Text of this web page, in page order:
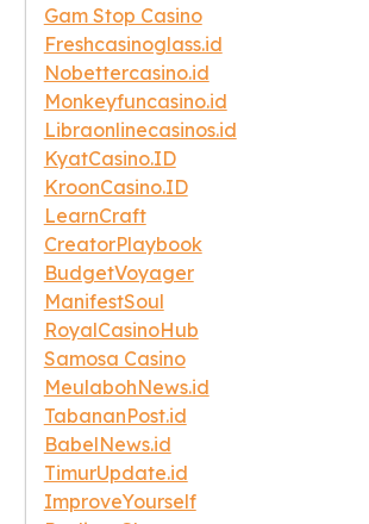
Gam Stop Casino
Freshcasinoglass.id
Nobettercasino.id
Monkeyfuncasino.id
Libraonlinecasinos.id
KyatCasino.ID
KroonCasino.ID
LearnCraft
CreatorPlaybook
BudgetVoyager
ManifestSoul
RoyalCasinoHub
Samosa Casino
MeulabohNews.id
TabananPost.id
BabelNews.id
TimurUpdate.id
ImproveYourself